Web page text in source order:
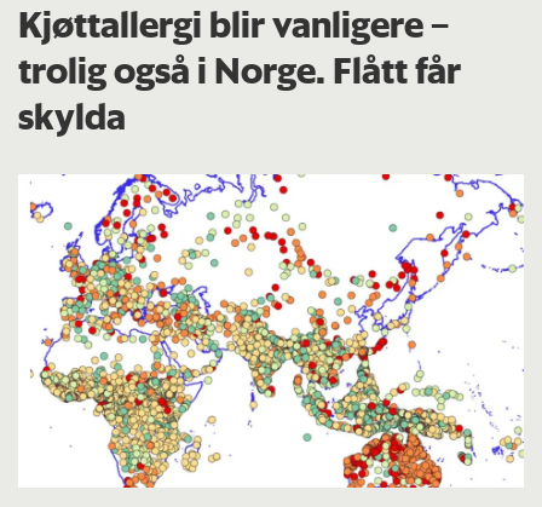
Kjøttallergi blir vanligere –
trolig også i Norge. Flått får
skylda